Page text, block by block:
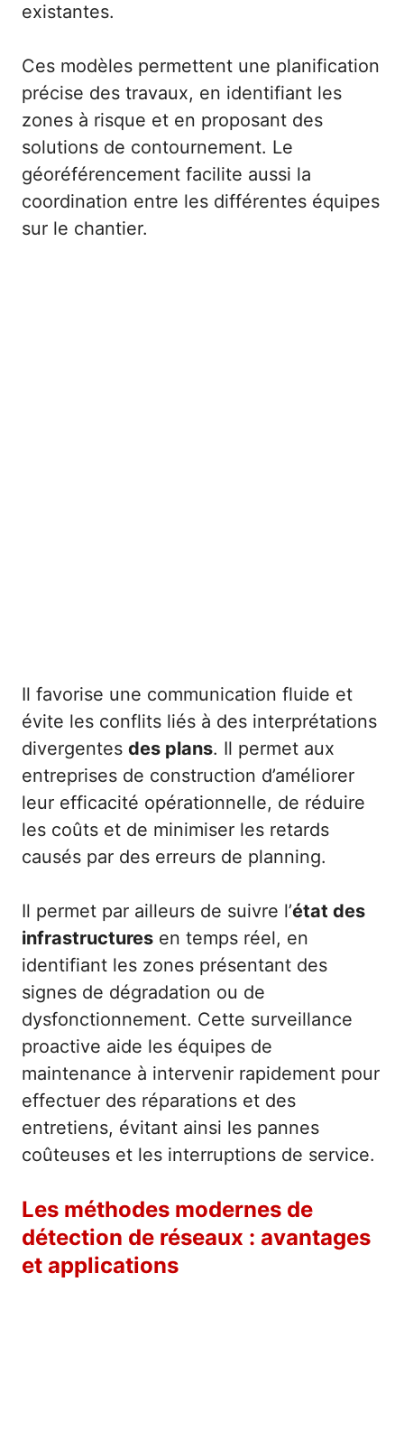
existantes.
Ces modèles permettent une planification
précise des travaux, en identifiant les
zones à risque et en proposant des
solutions de contournement. Le
géoréférencement facilite aussi la
coordination entre les différentes équipes
sur le chantier.
Il favorise une communication fluide et
évite les conflits liés à des interprétations
divergentes des plans. Il permet aux
entreprises de construction d’améliorer
leur efficacité opérationnelle, de réduire
les coûts et de minimiser les retards
causés par des erreurs de planning.
Il permet par ailleurs de suivre l’état des
infrastructures en temps réel, en
identifiant les zones présentant des
signes de dégradation ou de
dysfonctionnement. Cette surveillance
proactive aide les équipes de
maintenance à intervenir rapidement pour
effectuer des réparations et des
entretiens, évitant ainsi les pannes
coûteuses et les interruptions de service.
Les méthodes modernes de
détection de réseaux : avantages
et applications